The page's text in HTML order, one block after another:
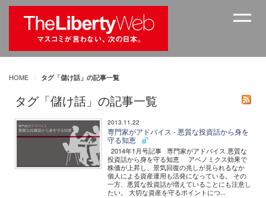
HOME タグ「儲け話」の記事一覧
タグ「儲け話」の記事一覧
2013.11.22
専門家がアドバイス - 悪質な投資話から身を
守る知恵
2014年1月号記事 専門家がアドバイス 悪質な
投資話から身を守る知恵 アベノミクス効果で
株価が上昇し、景気回復の兆しが見られるなか
個人による資産運用も活発になっている。 その
一方、悪質な投資話が増えていることにも注意し
たい。 大切な資産を守るポイントにつ...